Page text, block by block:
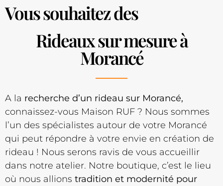
Vous souhaitez des
Rideaux sur mesure à
Morancé
A la recherche d’un rideau sur Morancé,
connaissez-vous Maison RUF ? Nous sommes
l’un des spécialistes autour de votre Morancé
qui peut répondre à votre envie en création de
rideau ! Nous serons ravis de vous accueillir
dans notre atelier. Notre boutique, c’est le lieu
où nous allions tradition et modernité pour